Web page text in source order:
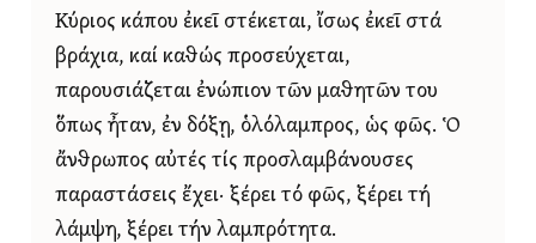
Κύριος κάπου ἐκεῖ στέκεται, ἴσως ἐκεῖ στά
βράχια, καί καθώς προσεύχεται,
παρουσιάζεται ἐνώπιον τῶν μαθητῶν του
ὅπως ἦταν, ἐν δόξῃ, ὁλόλαμπρος, ὡς φῶς. Ὁ
ἄνθρωπος αὐτές τίς προσλαμβάνουσες
παραστάσεις ἔχει· ξέρει τό φῶς, ξέρει τή
λάμψη, ξέρει τήν λαμπρότητα.